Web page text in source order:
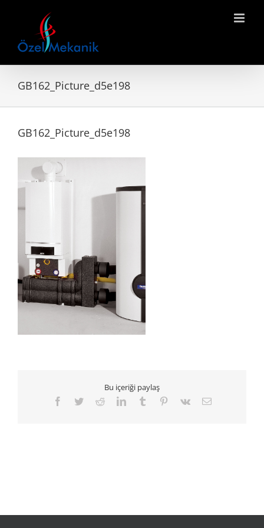
GB162_Picture_d5e198
GB162_Picture_d5e198
Bu içeriği paylaş
Facebook
TwitterRedditLinkedInTumblr Pinterest
Vk
E-